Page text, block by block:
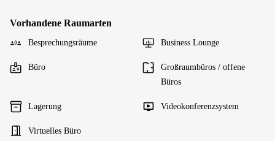
Vorhandene Raumarten
Besprechungsräume Business Lounge
Büro
Großraumbüros / offene
Büros
Lagerung Videokonferenzsystem
Virtuelles Büro